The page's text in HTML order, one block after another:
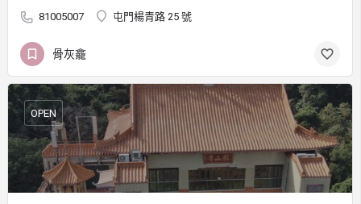
81005007 屯門楊青路 25 號
骨灰龕
OPEN